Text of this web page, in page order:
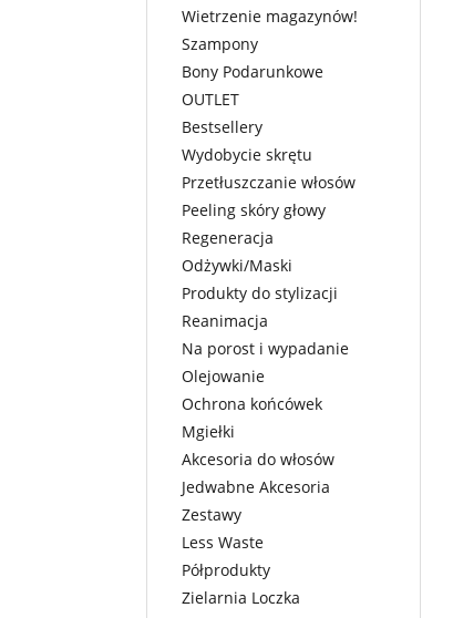
Wietrzenie magazynów!
Szampony
Bony Podarunkowe
OUTLET
Bestsellery
Wydobycie skrętu
Przetłuszczanie włosów
Peeling skóry głowy
Regeneracja
Odżywki/Maski
Produkty do stylizacji
Reanimacja
Na porost i wypadanie
Olejowanie
Ochrona końcówek
Mgiełki
Akcesoria do włosów
Jedwabne Akcesoria
Zestawy
Less Waste
Półprodukty
Zielarnia Loczka